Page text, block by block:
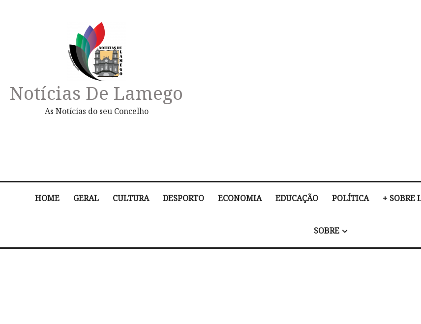
Notícias De Lamego
As Notícias do seu Concelho
HOME GERAL CULTURA DESPORTO ECONOMIA EDUCAÇÃO POLÍTICA + SOBRE
SOBRE